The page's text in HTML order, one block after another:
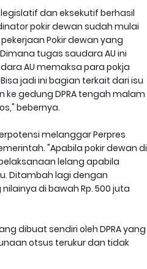
dan eksekutif berhasil
pokir dewan sudah mulai
Pokir dewan yang
tugas saudara AU ini
AU memaksa para pokja
jadi ini bagian terkait dari isu
gedung DPRA tengah malam
bebernya.
melanggar Perpres
"Apabila pokir dewan di
lelang apabila
Ditambah lagi dengan
di bawah Rp. 500 juta
dibuat sendiri oleh DPRA yang
otsus terukur dan tidak